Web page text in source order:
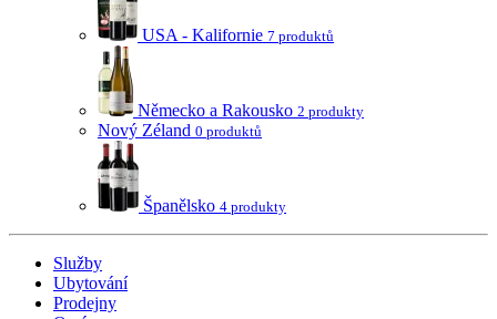
USA - Kalifornie 7 produktů
Německo a Rakousko 2 produkty
Nový Zéland 0 produktů
Španělsko 4 produkty
Služby
Ubytování
Prodejny